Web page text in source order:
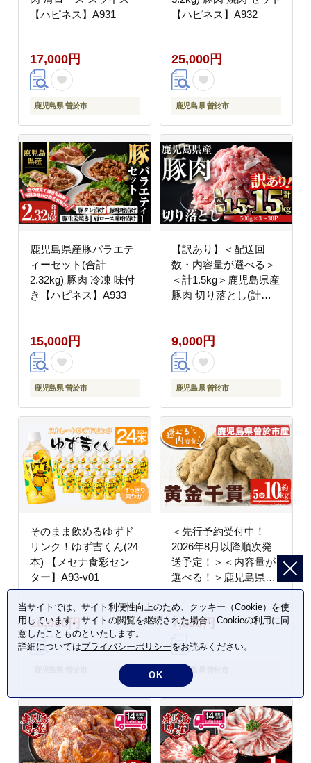
【ハピネス】A931
17,000円
鹿児島県 曽於市
【ハピネス】A932
25,000円
鹿児島県 曽於市
鹿児島県産豚バラエテ
ィーセット(合計
2.32kg) 豚肉 冷凍 味付
き【ハピネス】A933
15,000円
鹿児島県 曽於市
【訳あり】＜配送回
数・内容量が選べる＞
＜計1.5kg＞鹿児島県産
豚肉 切り落とし(計
どき】A938-v01
9,000円
鹿児島県 曽於市
そのまま飲めるゆずド
リンク！ゆず吉くん(24
本) 【メセナ食彩セン
ター】A93-v01
16,000円
＜先行予約受付中！
2026年8月以降順次発
送予定！＞＜内容量が
選べる！＞鹿児島県曽
於市産！新物 黄金千貫
(5kg) 芋 さつまいも 黄
金千貫 【瀬崎農園】
7,000円
鹿児島県 曽於市
当サイトでは、サイト利便性向上のため、クッキー（Cookie）を使
用しています。サイトの閲覧を継続された場合、Cookieの利用に同
意したことものといたします。
詳細についてはプライバシーポリシーをお読みください。
OK